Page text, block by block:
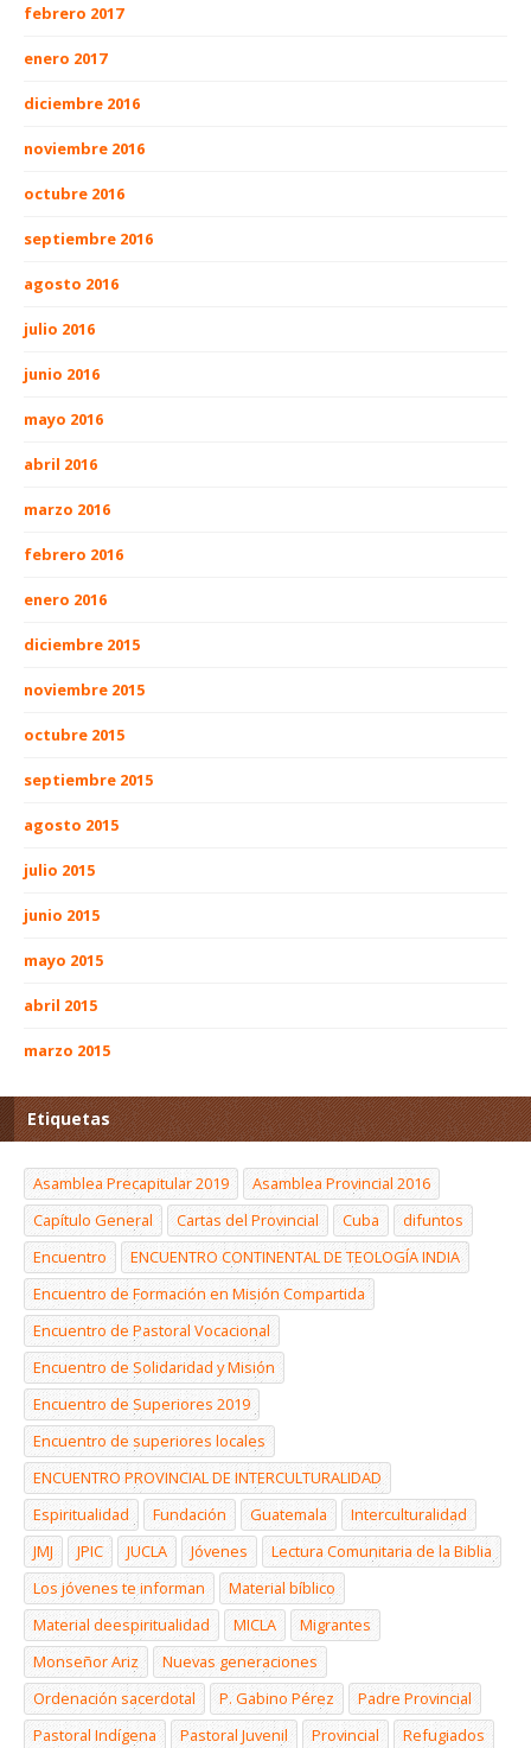
febrero 2017
enero 2017
diciembre 2016
noviembre 2016
octubre 2016
septiembre 2016
agosto 2016
julio 2016
junio 2016
mayo 2016
abril 2016
marzo 2016
febrero 2016
enero 2016
diciembre 2015
noviembre 2015
octubre 2015
septiembre 2015
agosto 2015
julio 2015
junio 2015
mayo 2015
abril 2015
marzo 2015
Etiquetas
Asamblea Precapitular 2019
Asamblea Provincial 2016
Capítulo General
Cartas del Provincial Cuba
difuntos
Encuentro
ENCUENTRO CONTINENTAL DE TEOLOGÍA INDIA
Encuentro de Formación en Misión Compartida
Encuentro de Pastoral Vocacional
Encuentro de Solidaridad y Misión
Encuentro de Superiores 2019
Encuentro de superiores locales
ENCUENTRO PROVINCIAL DE INTERCULTURALIDAD
Espiritualidad
Fundación Guatemala
Interculturalidad
JMJ
JPIC JUCLA Jóvenes
Lectura Comunitaria de la Biblia
Los jóvenes te informan
Material bíblico
Material deespiritualidad
MICLA
Migrantes
Monseñor Ariz
Nuevas generaciones
Ordenación sacerdotal
P. Gabino Pérez
Padre Provincial
Pastoral Indígena
Pastoral Juvenil Provincial
Refugiados